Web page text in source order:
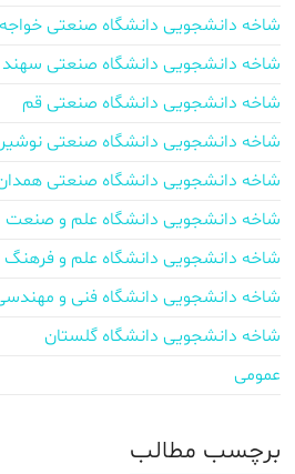
شاخه دانشجویی دانشگاه صنعتی
شاخه دانشجویی دانشگاه صنعتی سهند
شاخه دانشجویی دانشگاه صنعتی قم
شاخه دانشجویی دانشگاه صنعتی
شاخه دانشجویی دانشگاه صنعتی
شاخه دانشجویی دانشگاه علم و صنعت
شاخه دانشجویی دانشگاه علم و فرهنگ
شاخه دانشجویی دانشگاه فنی و
شاخه دانشجویی دانشگاه گلستان
عمومی
برچسب‌ مطالب